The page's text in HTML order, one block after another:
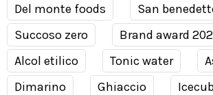
Del monte foods
San
Succoso zero
Brand award
Alcol etilico
Tonic water
Dimarino
Ghiaccio